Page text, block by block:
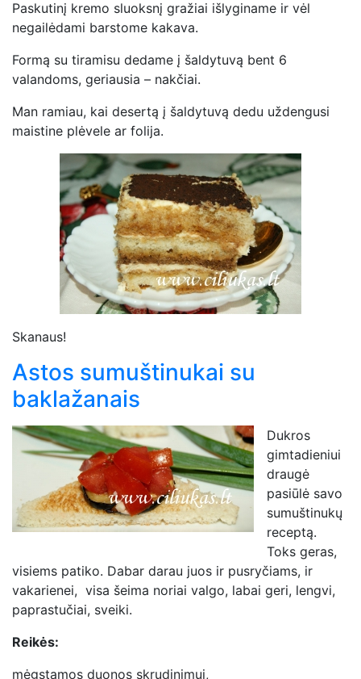
Paskutinį kremo sluoksnį gražiai išlyginame ir vėl
negailėdami barstome kakava.
Formą su tiramisu dedame į šaldytuvą bent 6
valandoms, geriausia – nakčiai.
Man ramiau, kai desertą į šaldytuvą dedu uždengusi
maistine plėvele ar folija.
Skanaus!
Astos sumuštinukai su
baklažanais
Dukros
gimtadieniui
draugė
pasiūlė savo
sumuštinukų
receptą.
Toks geras,
visiems patiko. Dabar darau juos ir pusryčiams, ir
vakarienei, visa šeima noriai valgo, labai geri, lengvi,
paprastučiai, sveiki.
Reikės:
mėgstamos duonos skrudinimui,